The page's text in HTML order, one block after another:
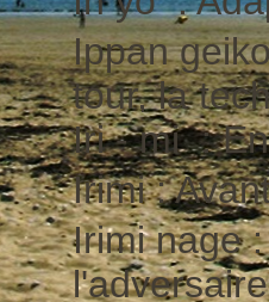
Ippan
tour, la
Iri - mi :
Irimi :
Irimi nage